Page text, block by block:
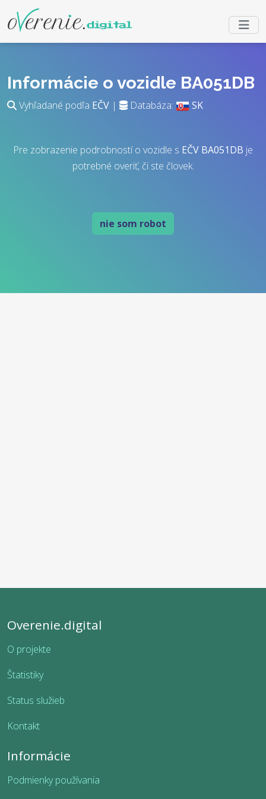
Informácie o vozidle BA051DB
Vyhľadané podľa EČV | Databáza: SK
Pre zobrazenie podrobností o vozidle s EČV BA051DB je
potrebné overiť, či ste človek.
nie som robot
Overenie.digital
O projekte
Štatistiky
Status služieb
Kontakt
Informácie
Podmienky používania